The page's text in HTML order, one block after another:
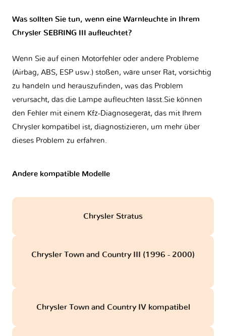
Was sollten Sie tun, wenn eine Warnleuchte in Ihrem
Chrysler SEBRING III aufleuchtet?
Wenn Sie auf einen Motorfehler oder andere Probleme
(Airbag, ABS, ESP usw.) stoßen, wäre unser Rat, vorsichtig
zu handeln und herauszufinden, was das Problem
verursacht, das die Lampe aufleuchten lässt.Sie können
den Fehler mit einem Kfz-Diagnosegerät, das mit Ihrem
Chrysler kompatibel ist, diagnostizieren, um mehr über
dieses Problem zu erfahren.
Andere kompatible Modelle
Chrysler Stratus
Chrysler Town and Country III (1996 - 2000)
Chrysler Town and Country IV kompatibel